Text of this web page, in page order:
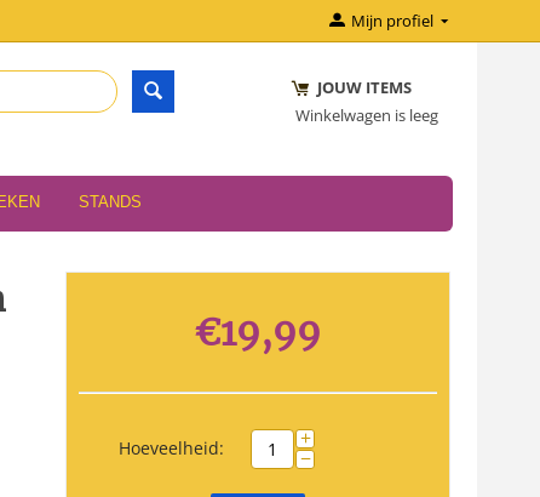
Mijn profiel
JOUW ITEMS
Winkelwagen is leeg
STANDS
€19,99
Hoeveelheid: +
−